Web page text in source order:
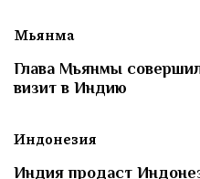
Мьянма
Глава Мьянмы
визит в Индию
Индонезия
Индия продаст